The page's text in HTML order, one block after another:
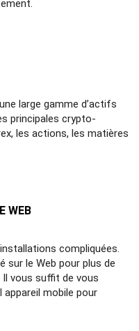
large gamme d’actifs
principales crypto-
les actions, les matières
WEB
compliquées.
sur le Web pour plus de
vous suffit de vous
appareil mobile pour